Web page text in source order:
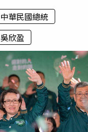
中華民國總統
吳欣盈